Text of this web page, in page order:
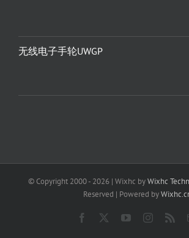
无线电子手轮UWGP
© Copyright 2000 - 2026 | Wixhc byWixhc
Reserved | Powered by
Facebook YouTube Rss